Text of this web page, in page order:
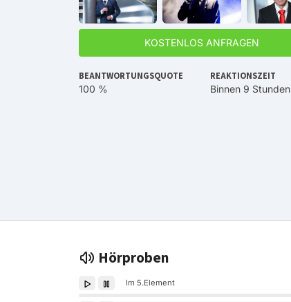
KOSTENLOS ANFRAGEN
BEANTWORTUNGSQUOTE
100 %
REAKTIONSZEIT
Binnen 9 Stunden
Hörproben
Im 5.Element